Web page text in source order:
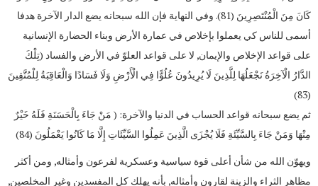
كَانَ مِنَ الْمُنْتَصِرِينَ (81). وفي النهاية فإن الله سبحانه يضع الدار الآخرة هدفا
أسمى للناس كي يعملوا بإخلاص في عمارة الأرض وبناء الحضارة الإنسانية
على قواعد الإخلاص والإيمان, لا على قواعد العلوّ في الأرض والفساد (تِلْكَ
الدَّارُ الْآخِرَةُ نَجْعَلُهَا لِلَّذِينَ لَا يُرِيدُونَ عُلُوًّا فِي الْأَرْضِ وَلَا فَسَادًا وَالْعَاقِبَةُ لِلْمُتَّقِينَ
(83)
ثم يضع سبحانه قواعد الحساب في الدنيا والآخرة: ( مَنْ جَاءَ بِالْحَسَنَةِ فَلَهُ خَيْرٌ
مِنْهَا وَمَنْ جَاءَ بِالسَّيِّئَةِ فَلَا يُجْزَى الَّذِينَ عَمِلُوا السَّيِّئَاتِ إِلَّا مَا كَانُوا يَعْمَلُونَ (84)
ويهوّن الله من شأن أعلى قوة سياسية وعسكرية لفرعون وأمثاله, ومن أكثر
مظاهر الثراء والزينة لقارون وأمثاله, بأنه يهلك كل المفسدين وغير المخلصين,